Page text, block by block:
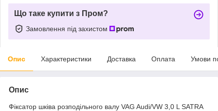
Що таке купити з Пром?
Замовлення під захистом
Опис Характеристики Доставка Оплата Умови
Опис
Фіксатор шківа розподільного валу VAG Audi/VW 3,0 L SATRA